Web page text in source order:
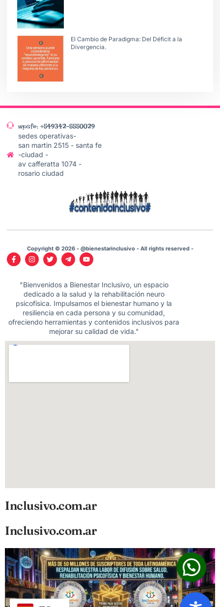
El Cambio de Paradigma: Del Déficit a la
Divergencia.
wpsfe: +549342-5550029
sedes operativas-
san martin 2515 - santa fe
-ciudad -
av cafferatta 1074 -
rosario ciudad
Copyright © 2026 - @bienestarinclusivo - All rights reserved -
"Bienvenidos a Bienestar Inclusivo, un espacio
dedicado a la salud y la rehabilitación neuro
psicofísica. Impulsamos el bienestar humano y la
resiliencia en cada persona y su comunidad,
ofreciendo herramientas y contenidos inclusivos para
mejorar su calidad de vida."
Inclusivo.com.ar
Inclusivo.com.ar